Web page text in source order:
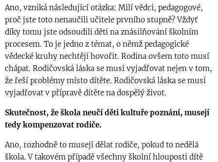
Ano, vzniká následující otázka: Milí vědci, pedagogové,
proč jste toto nenaučili učitele prvního stupně? Vždyť
díky tomu jste odsoudili děti na znásilňování školním
procesem. To je jedno z témat, o němž pedagogické
vědecké kruhy nechtějí hovořit. Rodina ovšem toto musí
chápat. Rodičovská láska se musí vyjadřovat nejen v tom,
že řeší problémy místo dítěte. Rodičovská láska se musí
vyjadřovat v přípravě dítěte na dospělý život.
Skutečnost, že škola neučí děti kultuře poznání, musejí
tedy kompenzovat rodiče.
Ano, rozhodně to musejí dělat rodiče, pokud to nedělá
škola. V takovém případě všechny školní hlouposti dítě